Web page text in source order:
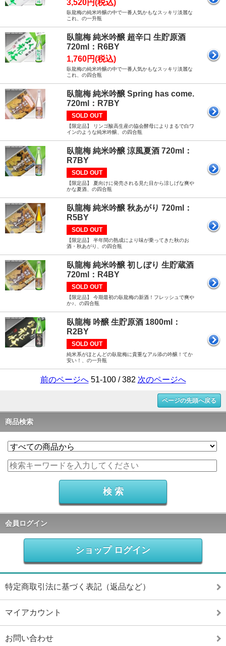
3,520円(税込)
臥龍梅の純米吟醸の中で一番人気かもなスッキリ淡麗な
これ、の一升瓶
臥龍梅 純米吟醸 超辛口 生貯原酒
720ml：R6BY
1,760円(税込)
臥龍梅の純米吟醸の中で一番人気かもなスッキリ淡麗な
これ、の四合瓶
臥龍梅 純米吟醸 Spring has come.
720ml：R7BY
SOLD OUT
【限定品】 リンゴ酸高生産の協会酵母によりまるで白ワ
インのような純米吟醸、の四合瓶
臥龍梅 純米吟醸 涼風夏酒 720ml：
R7BY
SOLD OUT
【限定品】 夏向けに発売される見た目から涼しげな爽や
かな夏酒、の四合瓶
臥龍梅 純米吟醸 秋あがり 720ml：
R5BY
SOLD OUT
【限定品】 半年間の熟成により味が乗ってきた秋のお
酒・秋あがり、の四合瓶
臥龍梅 純米吟醸 初しぼり 生貯蔵酒
720ml：R4BY
SOLD OUT
【限定品】 今期最初の臥龍梅の新酒！フレッシュで爽や
か♪、の四合瓶
臥龍梅 吟醸 生貯原酒 1800ml：
R2BY
SOLD OUT
純米系がほとんどの臥龍梅に貴重なアル添の吟醸！てか
安い！、の一升瓶
前のページへ51-100 / 382 次のページへ
ページの先頭へ戻る
商品検索
会員ログイン
ショップ ログイン
特定商取引法に基づく表記（返品など）
マイアカウント
お問い合わせ